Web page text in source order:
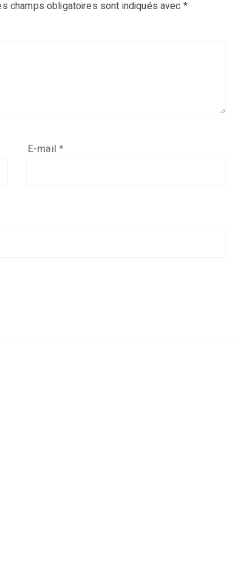
champs obligatoires sont indiqués avec *
E-mail*